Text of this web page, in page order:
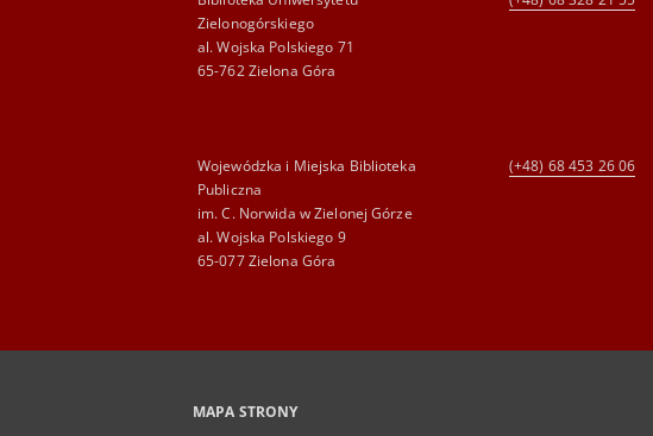
Zielonogórskiego
al. Wojska Polskiego 71
65-762 Zielona Góra
Wojewódzka i Miejska Biblioteka
Publiczna
im. C. Norwida w Zielonej Górze
al. Wojska Polskiego 9
65-077 Zielona Góra
(+48) 68 453 26 06
MAPA STRONY